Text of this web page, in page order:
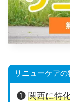
リニューケアの
❶ 関西に特